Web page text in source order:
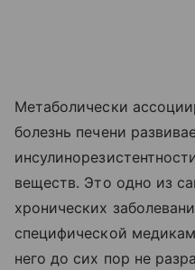
Метаболически
болезнь печени
веществ. Это одно из
хронических
специфической
него до сих пор не